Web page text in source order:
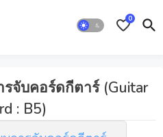
0
จับคอร์ดกีตาร์ (Guitar
: B5)